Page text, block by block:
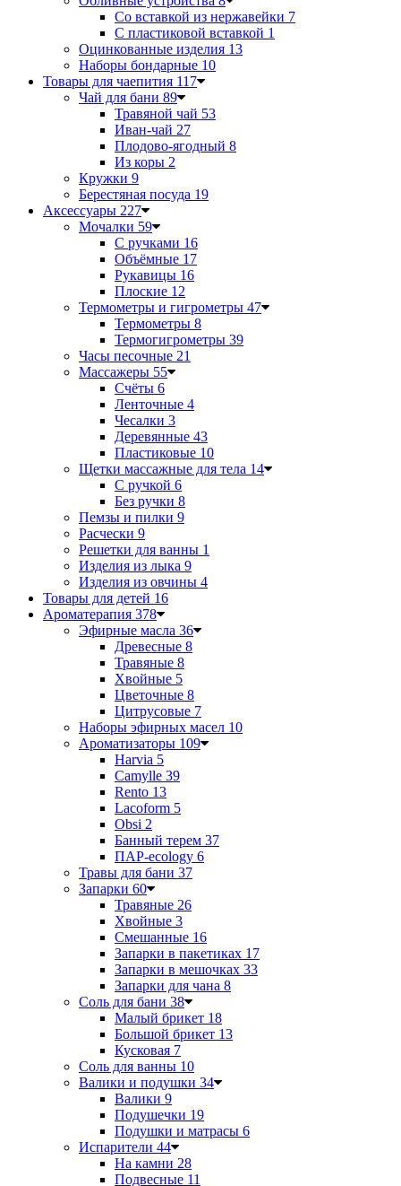
Со вставкой из нержавейки 7
С пластиковой вставкой 1
Оцинкованные изделия 13
Наборы бондарные 10
Товары для чаепития 117
Чай для бани 89
Травяной чай 53
Иван-чай 27
Плодово-ягодный 8
Из коры 2
Кружки 9
Берестяная посуда 19
Аксессуары 227
Мочалки 59
С ручками 16
Объёмные 17
Рукавицы 16
Плоские 12
Термометры и гигрометры 47
Термометры 8
Термогигрометры 39
Часы песочные 21
Массажеры 55
Счёты 6
Ленточные 4
Чесалки 3
Деревянные 43
Пластиковые 10
Щетки массажные для тела 14
С ручкой 6
Без ручки 8
Пемзы и пилки 9
Расчески 9
Решетки для ванны 1
Изделия из лыка 9
Изделия из овчины 4
Товары для детей 16
Ароматерапия 378
Эфирные масла 36
Древесные 8
Травяные 8
Хвойные 5
Цветочные 8
Цитрусовые 7
Наборы эфирных масел 10
Ароматизаторы 109
Harvia 5
Camylle 39
Rento 13
Lacoform 5
Obsi 2
Банный терем 37
ПАР-ecology 6
Травы для бани 37
Запарки 60
Травяные 26
Хвойные 3
Смешанные 16
Запарки в пакетиках 17
Запарки в мешочках 33
Запарки для чана 8
Соль для бани 38
Малый брикет 18
Большой брикет 13
Кусковая 7
Соль для ванны 10
Валики и подушки 34
Валики 9
Подушечки 19
Подушки и матрасы 6
Испарители 44
На камни 28
Подвесные 11